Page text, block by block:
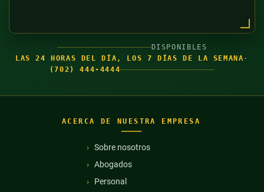
DISPONIBLES
LAS 24 HORAS DEL DÍA, LOS 7 DÍAS DE LA SEMANA ·
(702) 444-4444
ACERCA DE NUESTRA EMPRESA
Sobre nosotros
Abogados
Personal